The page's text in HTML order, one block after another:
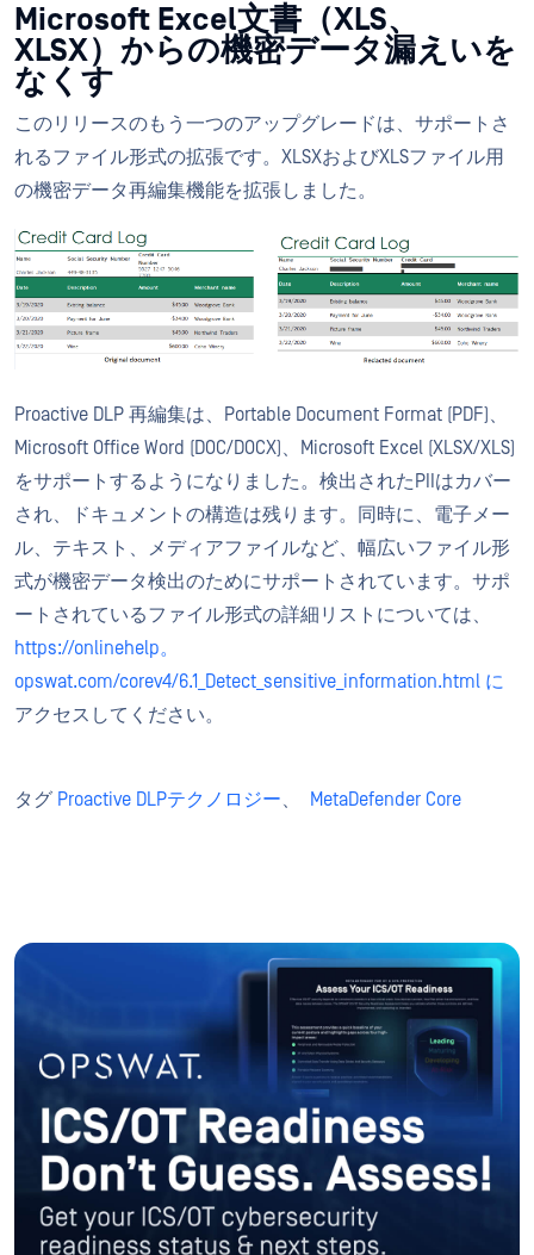
Microsoft Excel文書（XLS、
XLSX）からの機密データ漏えいを
なくす
このリリースのもう一つのアップグレードは、サポートさ
れるファイル形式の拡張です。XLSXおよびXLSファイル用
の機密データ再編集機能を拡張しました。
Proactive DLP 再編集は、Portable Document Format (PDF)、
Microsoft Office Word (DOC/DOCX)、Microsoft Excel (XLSX/XLS)
をサポートするようになりました。検出されたPIIはカバー
され、ドキュメントの構造は残ります。同時に、電子メー
ル、テキスト、メディアファイルなど、幅広いファイル形
式が機密データ検出のためにサポートされています。サポ
ートされているファイル形式の詳細リストについては、
https://onlinehelp。
opswat.com/corev4/6.1_Detect_sensitive_information.html に
アクセスしてください。
タグ Proactive DLPテクノロジー、 MetaDefender Core